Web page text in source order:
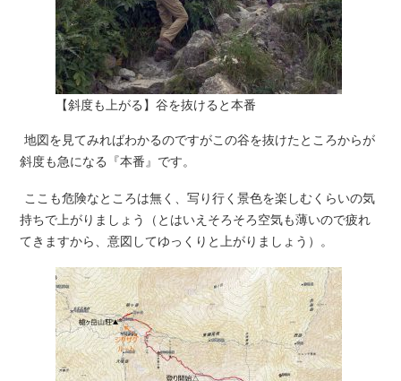
【斜度も上がる】谷を抜けると本番
地図を見てみればわかるのですがこの谷を抜けたところからが
斜度も急になる『本番』です。
ここも危険なところは無く、写り行く景色を楽しむくらいの気
持ちで上がりましょう（とはいえそろそろ空気も薄いので疲れ
てきますから、意図してゆっくりと上がりましょう）。